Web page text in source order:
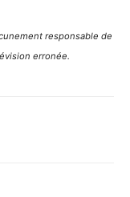
responsable de
erronée.